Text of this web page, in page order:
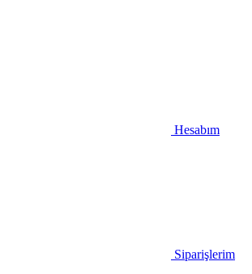
Hesabım
Siparişlerim